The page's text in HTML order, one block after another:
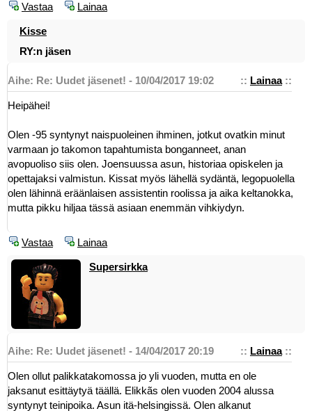
Vastaa Lainaa
Kisse
RY:n jäsen
:: Lainaa::
Aihe: Re: Uudet jäsenet! - 10/04/2017 19:02
Heipähei!
Olen -95 syntynyt naispuoleinen ihminen, jotkut ovatkin minut
varmaan jo takomon tapahtumista bonganneet, anan
avopuoliso siis olen. Joensuussa asun, historiaa opiskelen ja
opettajaksi valmistun. Kissat myös lähellä sydäntä, legopuolella
olen lähinnä eräänlaisen assistentin roolissa ja aika keltanokka,
mutta pikku hiljaa tässä asiaan enemmän vihkiydyn.
Vastaa Lainaa
Supersirkka
:: Lainaa::
Aihe: Re: Uudet jäsenet! - 14/04/2017 20:19
Olen ollut palikkatakomossa jo yli vuoden, mutta en ole
jaksanut esittäytyä täällä. Elikkãs olen vuoden 2004 alussa
syntynyt teinipoika. Asun itä-helsingissä. Olen alkanut